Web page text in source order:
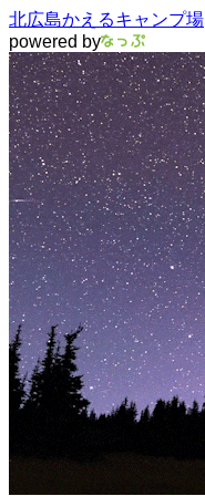
北広島かえるキャンプ場
powered by